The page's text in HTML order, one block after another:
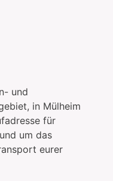
und
in Mülheim
für
um das
eurer